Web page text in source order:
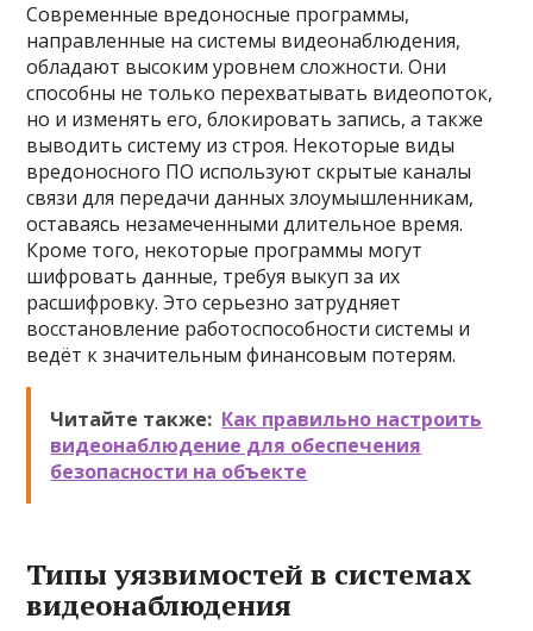
Современные вредоносные программы,
направленные на системы видеонаблюдения,
обладают высоким уровнем сложности. Они
способны не только перехватывать видеопоток,
но и изменять его, блокировать запись, а также
выводить систему из строя. Некоторые виды
вредоносного ПО используют скрытые каналы
связи для передачи данных злоумышленникам,
оставаясь незамеченными длительное время.
Кроме того, некоторые программы могут
шифровать данные, требуя выкуп за их
расшифровку. Это серьезно затрудняет
восстановление работоспособности системы и
ведёт к значительным финансовым потерям.
Читайте также: Как правильно настроить
видеонаблюдение для обеспечения
безопасности на объекте
Типы уязвимостей в системах
видеонаблюдения